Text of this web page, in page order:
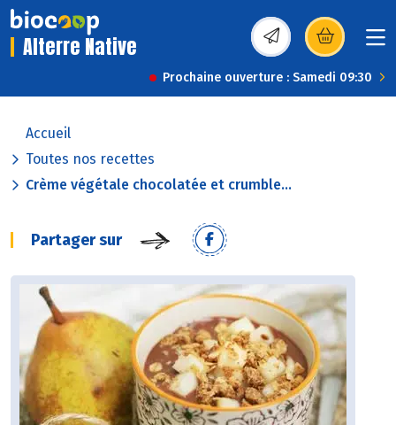
Alterre Native (s’ouvre dans une
Prochaine ouverture : Samedi 09:30
Accueil
Toutes nos recettes
Crème végétale chocolatée et crumble...
Partager sur